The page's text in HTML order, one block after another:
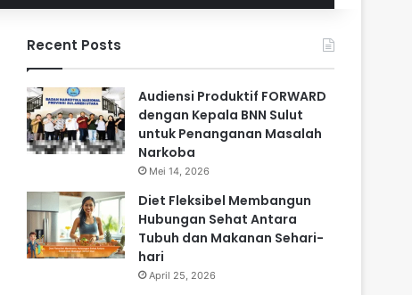
for
Recent Posts
Audiensi Produktif FORWARD
dengan Kepala BNN Sulut
untuk Penanganan Masalah
Narkoba
Mei 14, 2026
Diet Fleksibel Membangun
Hubungan Sehat Antara
Tubuh dan Makanan Sehari-
hari
April 25, 2026